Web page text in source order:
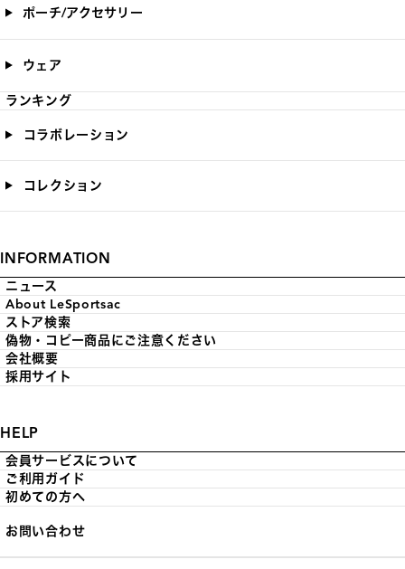
ポーチ/アクセサリー
ウェア
ランキング
コラボレーション
コレクション
INFORMATION
ニュース
About LeSportsac
ストア検索
偽物・コピー商品にご注意ください
会社概要
採用サイト
HELP
会員サービスについて
ご利用ガイド
初めての方へ
お問い合わせ